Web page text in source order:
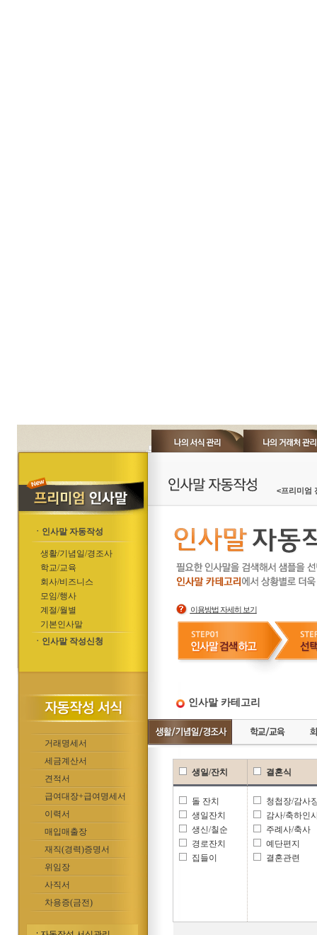
ㆍ인사말 자동작성
생활/기념일/경조사
학교/교육
회사/비즈니스
모임/행사
계절/월별
기본인사말
ㆍ인사말 작성신청
거래명세서
세금계산서
견적서
급여대장+급여명세서
이력서
매입매출장
재직(경력)증명서
위임장
사직서
차용증(금전)
<프리미엄
이용방법 자세히 보기
인사말 카테고리
생일/잔치
돌 잔치
생일잔치
생신/칠순
경로잔치
집들이
결혼식
청첩장/감사
감사/축하인
주례사/축사
예단편지
결혼관련